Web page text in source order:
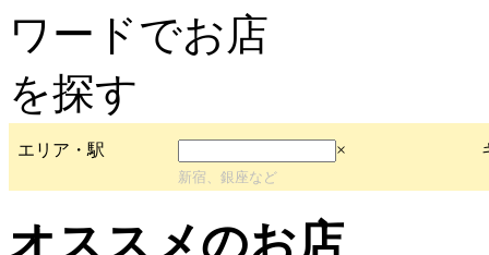
エリア・駅 ×
新宿、銀座など
オススメのお店